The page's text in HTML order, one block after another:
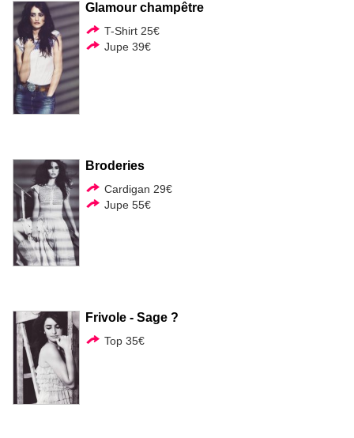
Glamour champêtre
T-Shirt 25€
Jupe 39€
Broderies
Cardigan 29€
Jupe 55€
Frivole - Sage ?
Top 35€